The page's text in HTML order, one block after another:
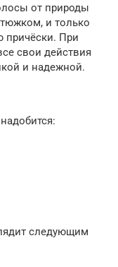
от природы
и только
причёски. При
свои действия
и надежной.
следующим